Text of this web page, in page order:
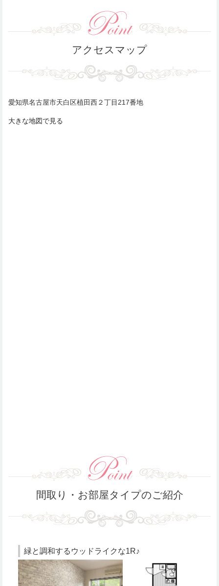
アクセスマップ
愛知県名古屋市天白区植田西２丁目217番地
大きな地図で見る
間取り・お部屋タイプのご紹介
緑と調和するウッドライクな1R♪